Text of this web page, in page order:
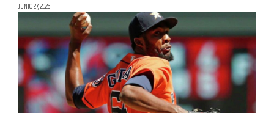
JUNIO 27, 2026